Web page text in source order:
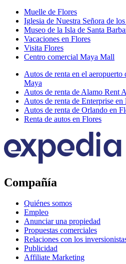
Muelle de Flores
Iglesia de Nuestra Señora de
Museo de la Isla de Santa
Vacaciones en Flores
Visita Flores
Centro comercial Maya Mall
Autos de renta en el
Maya
Autos de renta de Alamo Rent
Autos de renta de Enterprise en
Autos de renta de Orlando en
Renta de autos en Flores
Compañía
Quiénes somos
Empleo
Anunciar una propiedad
Propuestas comerciales
Relaciones con los
Publicidad
Affiliate Marketing